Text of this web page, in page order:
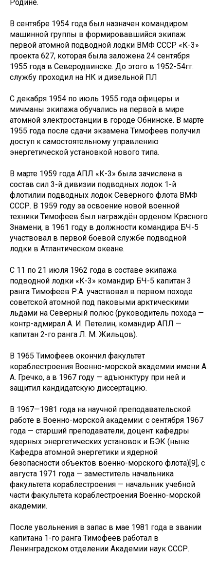
Родине.
В сентябре 1954 года был назначен командиром
машинной группы в формировавшийся экипаж
первой атомной подводной лодки ВМФ СССР «К-3»
проекта 627, которая была заложена 24 сентября
1955 года в Северодвинске. До этого в 1952-54гг.
службу проходил на НК и дизельной ПЛ
С декабря 1954 по июль 1955 года офицеры и
мичманы экипажа обучались на первой в мире
атомной электростанции в городе Обнинске. В марте
1955 года после сдачи экзамена Тимофеев получил
доступ к самостоятельному управлению
энергетической установкой нового типа.
В марте 1959 года АПЛ «К-3» была зачислена в
состав сил 3-й дивизии подводных лодок 1-й
флотилии подводных лодок Северного флота ВМФ
СССР. В 1959 году за освоение новой военной
техники Тимофеев был награждён орденом Красного
Знамени, в 1961 году в должности командира БЧ-5
участвовал в первой боевой службе подводной
лодки в Атлантическом океане.
С 11 по 21 июля 1962 года в составе экипажа
подводной лодки «К-3» командир БЧ-5 капитан 3
ранга Тимофеев Р.А. участвовал в первом походе
советской атомной под паковыми арктическими
льдами на Северный полюс (руководитель похода —
контр-адмирал А. И. Петелин, командир АПЛ —
капитан 2-го ранга Л. М. Жильцов).
В 1965 Тимофеев окончил факультет
кораблестроения Военно-морской академии имени А.
А. Гречко, а в 1967 году — адъюнктуру при ней и
защитил кандидатскую диссертацию.
В 1967—1981 года на научной преподавательской
работе в Военно-морской академии: с сентября 1967
года — старший преподаватели, доцент кафедры
ядерных энергетических установок и БЭК (ныне
Кафедра атомной энергетики и ядерной
безопасности объектов военно-морского флота)[9], с
августа 1971 года — заместитель начальника
факультета кораблестроения — начальник учебной
части факультета кораблестроения Военно-морской
академии.
После увольнения в запас в мае 1981 года в звании
капитана 1-го ранга Тимофеев работал в
Ленинградском отделении Академии наук СССР.